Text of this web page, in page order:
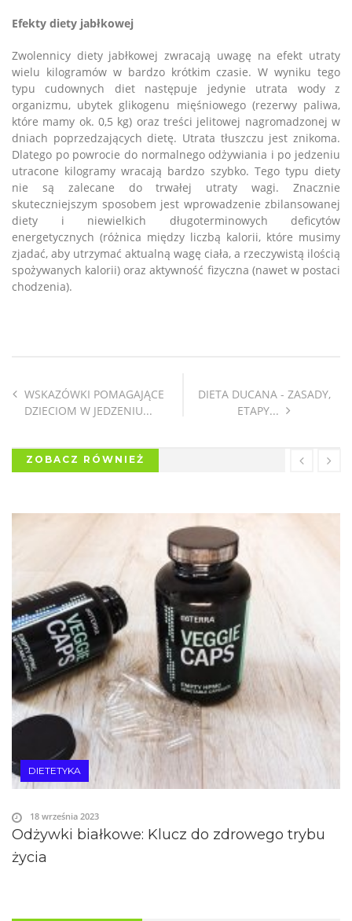
Efekty diety jabłkowej
Zwolennicy diety jabłkowej zwracają uwagę na efekt utraty
wielu kilogramów w bardzo krótkim czasie. W wyniku tego
typu cudownych diet następuje jedynie utrata wody z
organizmu, ubytek glikogenu mięśniowego (rezerwy paliwa,
które mamy ok. 0,5 kg) oraz treści jelitowej nagromadzonej w
dniach poprzedzających dietę. Utrata tłuszczu jest znikoma.
Dlatego po powrocie do normalnego odżywiania i po jedzeniu
utracone kilogramy wracają bardzo szybko. Tego typu diety
nie są zalecane do trwałej utraty wagi. Znacznie
skuteczniejszym sposobem jest wprowadzenie zbilansowanej
diety i niewielkich długoterminowych deficytów
energetycznych (różnica między liczbą kalorii, które musimy
zjadać, aby utrzymać aktualną wagę ciała, a rzeczywistą ilością
spożywanych kalorii) oraz aktywność fizyczna (nawet w postaci
chodzenia).
WSKAZÓWKI POMAGAJĄCE
DZIECIOM W JEDZENIU...
DIETA DUCANA - ZASADY,
ETAPY...
ZOBACZ RÓWNIEŻ
DIETETYKA
Odżywki białkowe: Klucz do zdrowego trybu
życia
18 września 2023